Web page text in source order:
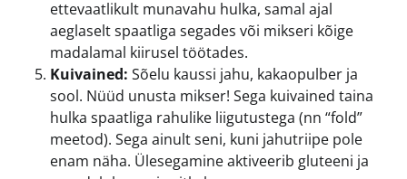
ettevaatlikult munavahu hulka, samal ajal
aeglaselt spaatliga segades või mikseri kõige
madalamal kiirusel töötades.
Kuivained: Sõelu kaussi jahu, kakaopulber ja
sool. Nüüd unusta mikser! Sega kuivained taina
hulka spaatliga rahulike liigutustega (nn “fold”
meetod). Sega ainult seni, kuni jahutriipe pole
enam näha. Ülesegamine aktiveerib gluteeni ja